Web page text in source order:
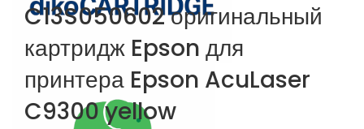
C13S050602 оригинальный
картридж Epson для
принтера Epson AcuLaser
C9300 yellow